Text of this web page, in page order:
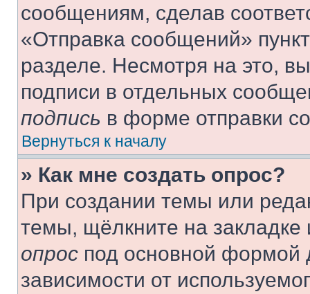
сообщениям, сделав
«Отправка сообщений»
разделе. Несмотря на это,
подписи в отдельных
подпись в форме отправки
Вернуться к началу
» Как мне создать опрос?
При создании темы или
темы, щёлкните на
опрос под основной формой
зависимости от